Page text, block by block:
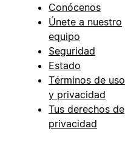
Conócenos
Únete a nuestro
equipo
Seguridad
Estado
Términos de uso
y privacidad
Tus derechos de
privacidad